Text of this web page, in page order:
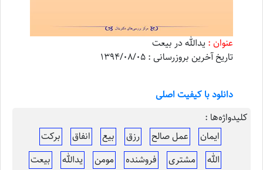
عنوان : یدالله در بیعت
تاریخ آخرین بروزرسانی : 1394/08/05
دانلود با کیفیت اصلی
کلیدواژه‌ها :
ایمان
عمل صالح رزق بیع انفاق
برکت
الله
مشتری فروشنده مومن یدالله بیعت